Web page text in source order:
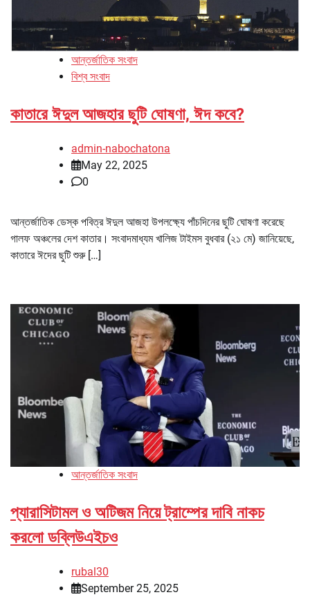
আন্তর্জাতিক সংবাদ
বিশ্ব সংবাদ
কাতারে ঈদুল আজহার ছুটি ঘোষণা, ঈদ কবে?
admin-nabochatona
May 22, 2025
0
আন্তর্জাতিক ডেস্ক পবিত্র ঈদুল আজহা উপলক্ষ্যে পাঁচদিনের ছুটি ঘোষণা করেছে
গালফ অঞ্চলের দেশ কাতার। সংবাদমাধ্যম খালিজ টাইমস বুধবার (২১ মে) জানিয়েছে,
কাতারে ঈদের ছুটি শুরু […]
আন্তর্জাতিক সংবাদ
প্যারাসিটামল ও অটিজম নিয়ে ট্রাম্পের দাবি নাকচ
করলো ডব্লিউএইচও
rubal30
September 25, 2025